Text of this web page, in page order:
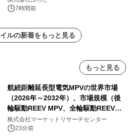
スの2施設で
7時間前
ルの新着をもっと見る
もっと見る
航続距離延長型電気MPVの世界市場
（2026年～2032年）、市場規模（後
輪駆動REEV MPV、全輪駆動REEV
MPV）・分析レポートを発表
株式会社マーケットリサーチセンター
23分前